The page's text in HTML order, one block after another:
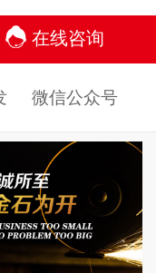
在线咨询
微信公众号